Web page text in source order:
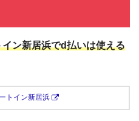
ン新居浜でd払いは使える
トイン新居浜